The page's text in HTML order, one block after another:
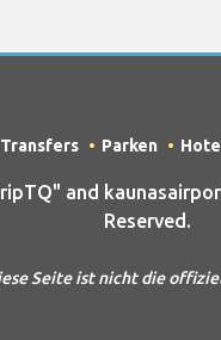
Parken
and
Reserved.
Seite ist nicht die